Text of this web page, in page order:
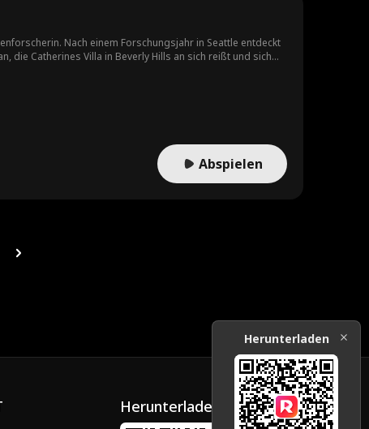
Nach einem Forschungsjahr in Seattle entdeckt
die Catherines Villa in Beverly Hills an sich reißt und sich
Abspielen
Herunterladen
Herunterladen